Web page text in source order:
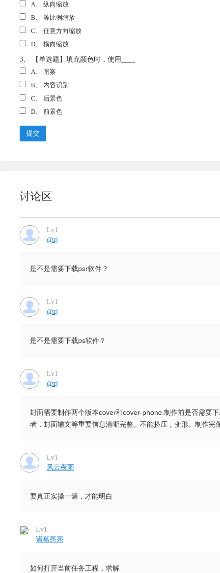
A、 纵向缩放
B、 等比例缩放
C、 任意方向缩放
D、 横向缩放
3、 【单选题】填充颜色时，使用____
A、
图案
B、 内容识别
C、 后景色
D、 前景色
提交
讨论区
Lv1
@zj
是不是需要下载psr软件？
Lv1
@zj
是不是需要下载ps软件？
Lv1
@zj
封面需要制作两个版本cover和cover-phone.制作前是否需要
者，封面辅文等重要信息清晰完整。不能挤压，变形。制作完
Lv1
风云夜雨
要真正实操一遍，才能明白
Lv1
诸葛亮亮
如何打开当前任务工程，求解